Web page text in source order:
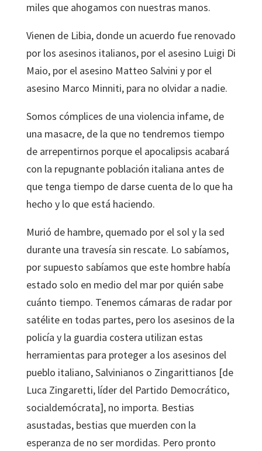
miles que ahogamos con nuestras manos.
Vienen de Libia, donde un acuerdo fue renovado
por los asesinos italianos, por el asesino Luigi Di
Maio, por el asesino Matteo Salvini y por el
asesino Marco Minniti, para no olvidar a nadie.
Somos cómplices de una violencia infame, de
una masacre, de la que no tendremos tiempo
de arrepentirnos porque el apocalipsis acabará
con la repugnante población italiana antes de
que tenga tiempo de darse cuenta de lo que ha
hecho y lo que está haciendo.
Murió de hambre, quemado por el sol y la sed
durante una travesía sin rescate. Lo sabíamos,
por supuesto sabíamos que este hombre había
estado solo en medio del mar por quién sabe
cuánto tiempo. Tenemos cámaras de radar por
satélite en todas partes, pero los asesinos de la
policía y la guardia costera utilizan estas
herramientas para proteger a los asesinos del
pueblo italiano, Salvinianos o Zingarittianos [de
Luca Zingaretti, líder del Partido Democrático,
socialdemócrata], no importa. Bestias
asustadas, bestias que muerden con la
esperanza de no ser mordidas. Pero pronto